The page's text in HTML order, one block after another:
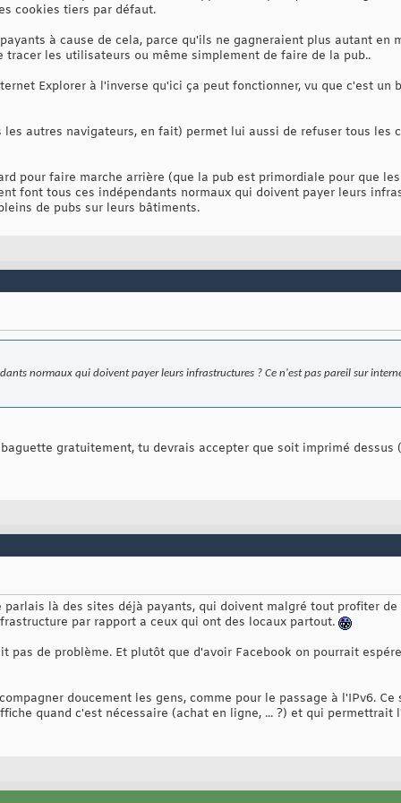
cookies tiers par défaut.
à cause de cela, parce qu'ils ne gagneraient plus autant en
tracer les utilisateurs ou même simplement de faire de la pub..
Explorer à l'inverse qu'ici ça peut fonctionner, vu que c'est un
autres navigateurs, en fait) permet lui aussi de refuser tous les
pour faire marche arrière (que la pub est primordiale pour que
font tous ces indépendants normaux qui doivent payer leurs
de pubs sur leurs bâtiments.
normaux qui doivent payer leurs infrastructures ? Ce n'est pas pareil sur
gratuitement, tu devrais accepter que soit imprimé dessus
parlais là des sites déjà payants, qui doivent malgré tout profiter
par rapport a ceux qui ont des locaux partout.
pas de problème. Et plutôt que d'avoir Facebook on pourrait
doucement les gens, comme pour le passage à l'IPv6.
quand c'est nécessaire (achat en ligne, ... ?) et qui